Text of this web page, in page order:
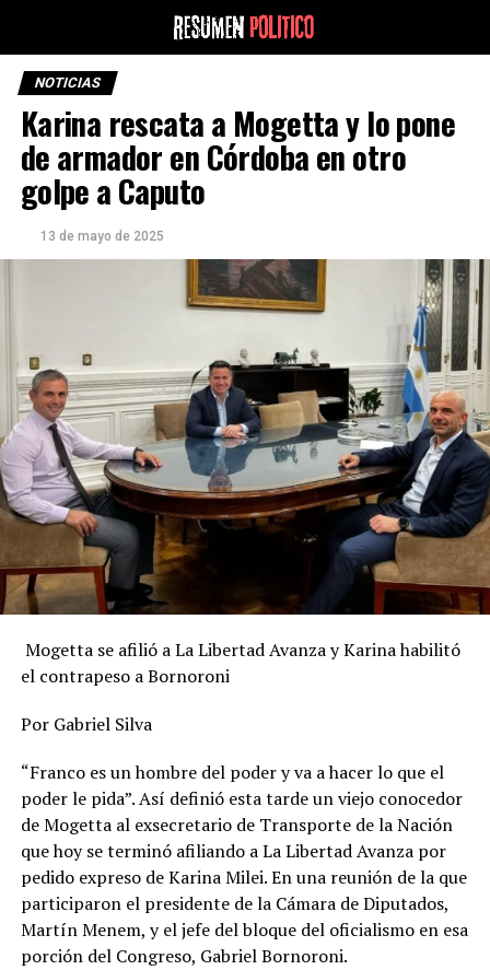
NOTICIAS
Karina rescata a Mogetta y lo pone
de armador en Córdoba en otro
golpe a Caputo
13 de mayo de 2025
Mogetta se afilió a La Libertad Avanza y Karina habilitó
el contrapeso a Bornoroni
Por Gabriel Silva
“Franco es un hombre del poder y va a hacer lo que el
poder le pida”. Así definió esta tarde un viejo conocedor
de Mogetta al exsecretario de Transporte de la Nación
que hoy se terminó afiliando a La Libertad Avanza por
pedido expreso de Karina Milei. En una reunión de la que
participaron el presidente de la Cámara de Diputados,
Martín Menem, y el jefe del bloque del oficialismo en esa
porción del Congreso, Gabriel Bornoroni.